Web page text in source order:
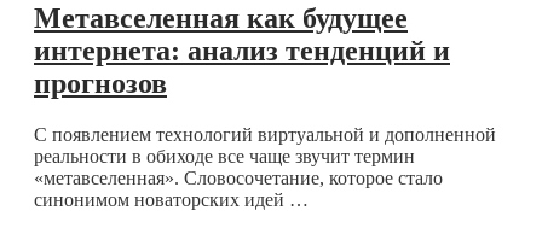
Метавселенная как будущее
интернета: анализ тенденций и
прогнозов
С появлением технологий виртуальной и дополненной
реальности в обиходе все чаще звучит термин
«метавселенная». Словосочетание, которое стало
синонимом новаторских идей …